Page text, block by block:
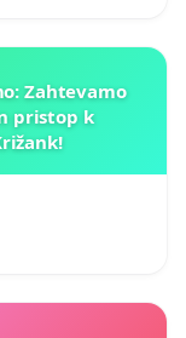
Zahtevamo
pristop k